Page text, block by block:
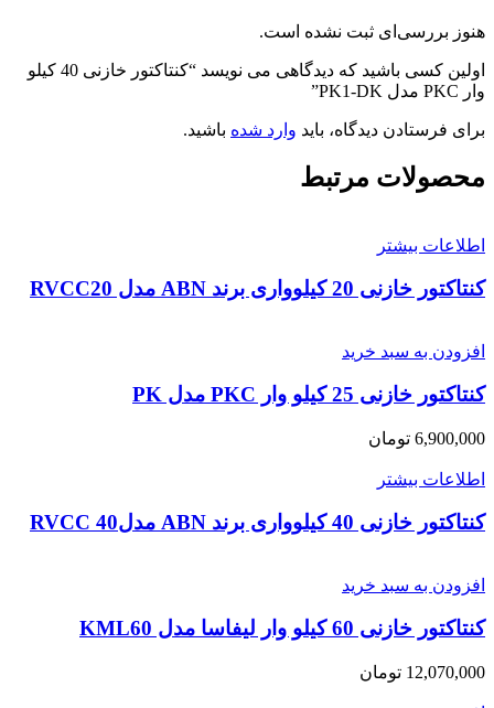
هنوز بررسی‌ای ثبت نشده است.
اولین کسی باشید که دیدگاهی می نویسد “کنتاکتور خازنی 40 کیلو
وار PKC مدل PK1-DK”
برای فرستادن دیدگاه، باید وارد شده باشید.
محصولات مرتبط
اطلاعات بیشتر
کنتاکتور خازنی 20 کیلوواری برند ABN مدل RVCC20
افزودن به سبد خرید
کنتاکتور خازنی 25 کیلو وار PKC مدل PK
6,900,000 تومان
اطلاعات بیشتر
کنتاکتور خازنی 40 کیلوواری برند ABN مدل40 RVCC
افزودن به سبد خرید
کنتاکتور خازنی 60 کیلو وار لیفاسا مدل KML60
12,070,000 تومان